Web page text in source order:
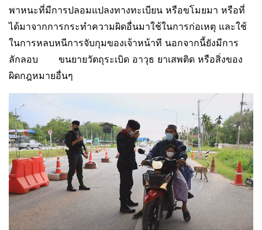
พาหนะที่มีการปลอมแปลงทางทะเบียน หรือขโมยมา หรือที่
ได้มาจากการกระทําความผิดอื่นมาใช้ในการก่อเหตุ และใช้
ในการหลบหนีการจับกุมของเจ้าหน้าที นอกจากนี้ยังมีการ
ลักลอบ ขนยายวัตถุระเบิด อาวุธ ยาเสพติด หรือสิ่งของ
ผิดกฎหมายอื่นๆ